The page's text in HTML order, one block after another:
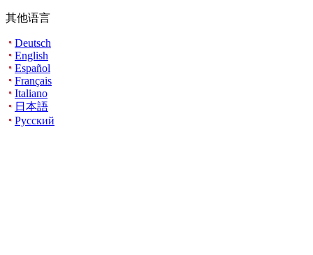
其他语言
Deutsch
English
Español
Français
Italiano
日本語
Русский